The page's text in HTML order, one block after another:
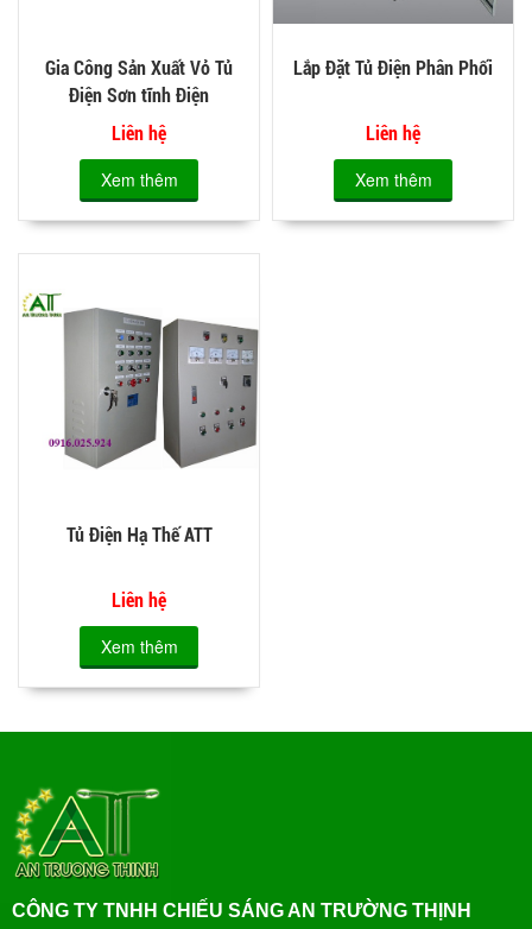
Gia Công Sản Xuất Vỏ Tủ
Điện Sơn tĩnh Điện
Liên hệ
Xem thêm
Lắp Đặt Tủ Điện Phân Phối
Liên hệ
Xem thêm
Tủ Điện Hạ Thế ATT
Liên hệ
Xem thêm
CÔNG TY TNHH CHIẾU SÁNG AN TRƯỜNG THỊNH